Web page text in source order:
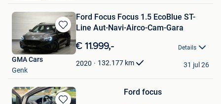
Bewaren
in
Mijn
Favorieten
Ford Focus Focus 1.5 EcoBlue ST-
Line Aut-Navi-Airco-Cam-Gara
€ 11.999,- Details
2020 132.177 km
GMA Cars
Genk
31 jul 26
Ford focus